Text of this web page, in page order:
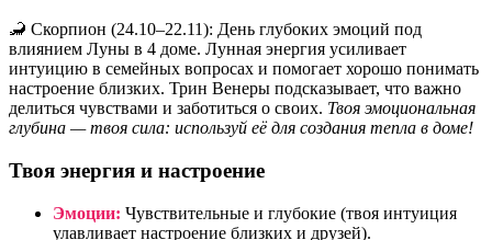
🦂 Скорпион (24.10–22.11): День глубоких эмоций под
влиянием Луны в 4 доме. Лунная энергия усиливает
интуицию в семейных вопросах и помогает хорошо понимать
настроение близких. Трин Венеры подсказывает, что важно
делиться чувствами и заботиться о своих. Твоя эмоциональная
глубина — твоя сила: используй её для создания тепла в доме!
Твоя энергия и настроение
Эмоции: Чувствительные и глубокие (твоя интуиция
улавливает настроение близких и друзей).